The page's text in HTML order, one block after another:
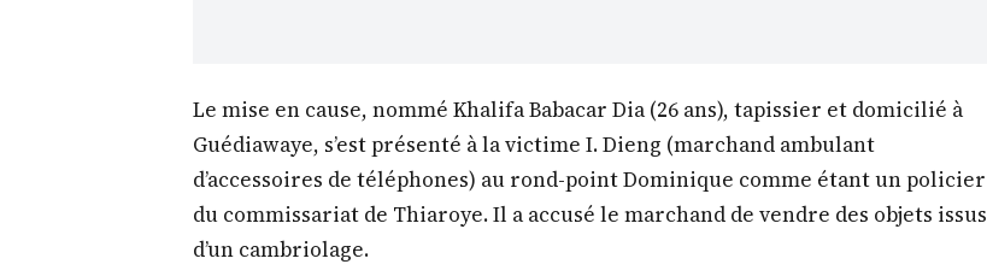
Le mise en cause, nommé Khalifa Babacar Dia (26 ans), tapissier et domicilié à
Guédiawaye, s’est présenté à la victime I. Dieng (marchand ambulant
d’accessoires de téléphones) au rond-point Dominique comme étant un policier
du commissariat de Thiaroye. Il a accusé le marchand de vendre des objets issus
d’un cambriolage.